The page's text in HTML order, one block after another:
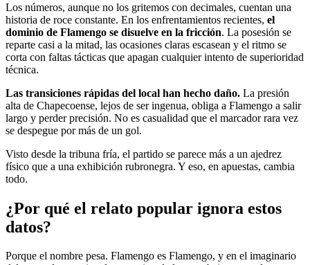
Los números, aunque no los gritemos con decimales, cuentan una
historia de roce constante. En los enfrentamientos recientes, el
dominio de Flamengo se disuelve en la fricción. La posesión se
reparte casi a la mitad, las ocasiones claras escasean y el ritmo se
corta con faltas tácticas que apagan cualquier intento de superioridad
técnica.
Las transiciones rápidas del local han hecho daño. La presión
alta de Chapecoense, lejos de ser ingenua, obliga a Flamengo a salir
largo y perder precisión. No es casualidad que el marcador rara vez
se despegue por más de un gol.
Visto desde la tribuna fría, el partido se parece más a un ajedrez
físico que a una exhibición rubronegra. Y eso, en apuestas, cambia
todo.
¿Por qué el relato popular ignora estos
datos?
Porque el nombre pesa. Flamengo es Flamengo, y en el imaginario